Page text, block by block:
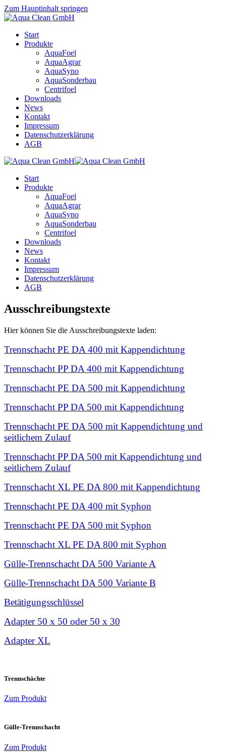
Zum Hauptinhalt springen
Start
Produkte
AquaFoel
AquaAgrar
AquaSyno
AquaSonderbau
Centrifoel
Downloads
News
Kontakt
Impressum
Datenschutzerklärung
AGB
Start
Produkte
AquaFoel
AquaAgrar
AquaSyno
AquaSonderbau
Centrifoel
Downloads
News
Kontakt
Impressum
Datenschutzerklärung
AGB
Ausschreibungstexte
Hier können Sie die Ausschreibungstexte laden:
Trennschacht PE DA 400 mit Kappendichtung
Trennschacht PP DA 400 mit Kappendichtung
Trennschacht PE DA 500 mit Kappendichtung
Trennschacht PP DA 500 mit Kappendichtung
Trennschacht PE DA 500 mit Kappendichtung und
seitlichem Zulauf
Trennschacht PP DA 500 mit Kappendichtung und
seitlichem Zulauf
Trennschacht XL PE DA 800 mit Kappendichtung
Trennschacht PE DA 400 mit Syphon
Trennschacht PE DA 500 mit Syphon
Trennschacht XL PE DA 800 mit Syphon
Gülle-Trennschacht DA 500 Variante A
Gülle-Trennschacht DA 500 Variante B
Betätigungsschlüssel
Adapter 50 x 50 oder 50 x 30
Adapter XL
Trennschächte
Zum Produkt
Gülle-Trennschacht
Zum Produkt